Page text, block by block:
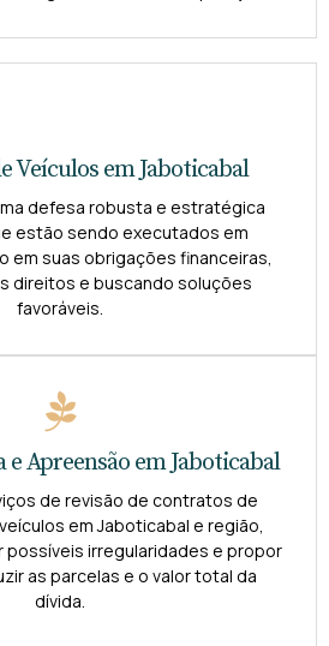
Veículos em Jaboticabal
defesa robusta e estratégica
estão sendo executados em
em suas obrigações financeiras,
direitos e buscando soluções
favoráveis.
e Apreensão em Jaboticabal
de revisão de contratos de
em Jaboticabal e região,
irregularidades e propor
as parcelas e o valor total da
dívida.